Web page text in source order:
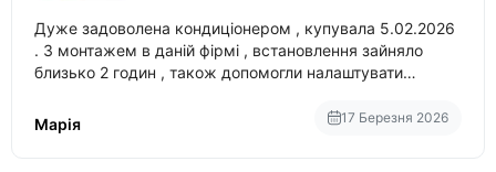
Дуже задоволена кондиціонером , купувала 5.02.2026
. З монтажем в даній фірмі , встановлення зайняло
близько 2 годин , також допомогли налаштувати
Марія
17 Березня 2026